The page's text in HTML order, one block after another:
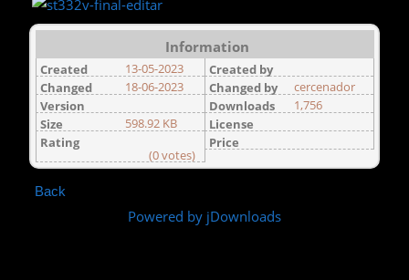
Information
Created
13-05-2023
Changed
18-06-2023
Version
Size
598.92 KB
Rating
(0 votes)
Created by
Changed by
cercenador
Downloads
1,756
License
Price
Back
Powered by jDownloads